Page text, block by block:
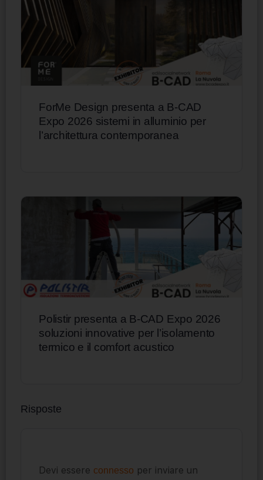
ForMe Design presenta a B-CAD
Expo 2026 sistemi in alluminio per
l’architettura contemporanea
Polistir presenta a B-CAD Expo 2026
soluzioni innovative per l’isolamento
termico e il comfort acustico
Risposte
Devi essere connesso per inviare un